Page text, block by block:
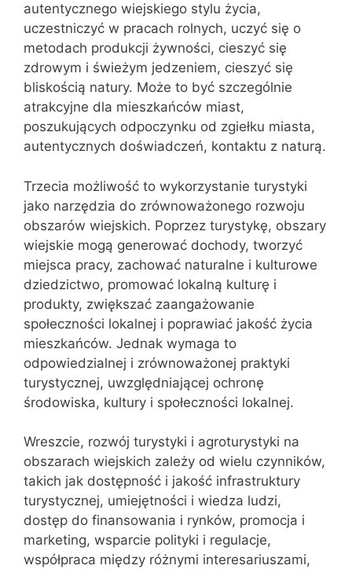
autentycznego wiejskiego stylu życia,
uczestniczyć w pracach rolnych, uczyć się o
metodach produkcji żywności, cieszyć się
zdrowym i świeżym jedzeniem, cieszyć się
bliskością natury. Może to być szczególnie
atrakcyjne dla mieszkańców miast,
poszukujących odpoczynku od zgiełku miasta,
autentycznych doświadczeń, kontaktu z naturą.
Trzecia możliwość to wykorzystanie turystyki
jako narzędzia do zrównoważonego rozwoju
obszarów wiejskich. Poprzez turystykę, obszary
wiejskie mogą generować dochody, tworzyć
miejsca pracy, zachować naturalne i kulturowe
dziedzictwo, promować lokalną kulturę i
produkty, zwiększać zaangażowanie
społeczności lokalnej i poprawiać jakość życia
mieszkańców. Jednak wymaga to
odpowiedzialnej i zrównoważonej praktyki
turystycznej, uwzględniającej ochronę
środowiska, kultury i społeczności lokalnej.
Wreszcie, rozwój turystyki i agroturystyki na
obszarach wiejskich zależy od wielu czynników,
takich jak dostępność i jakość infrastruktury
turystycznej, umiejętności i wiedza ludzi,
dostęp do finansowania i rynków, promocja i
marketing, wsparcie polityki i regulacje,
współpraca między różnymi interesariuszami,